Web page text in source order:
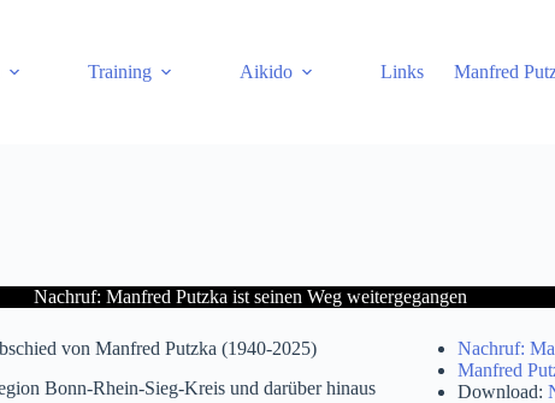
Training Aikido Links Manfred
Nachruf: Manfred Putzka ist seinen Weg weitergegangen
von Manfred Putzka (1940-2025)
Bonn-Rhein-Sieg-Kreis und darüber hinaus
Nachruf:
Manfred
Download: